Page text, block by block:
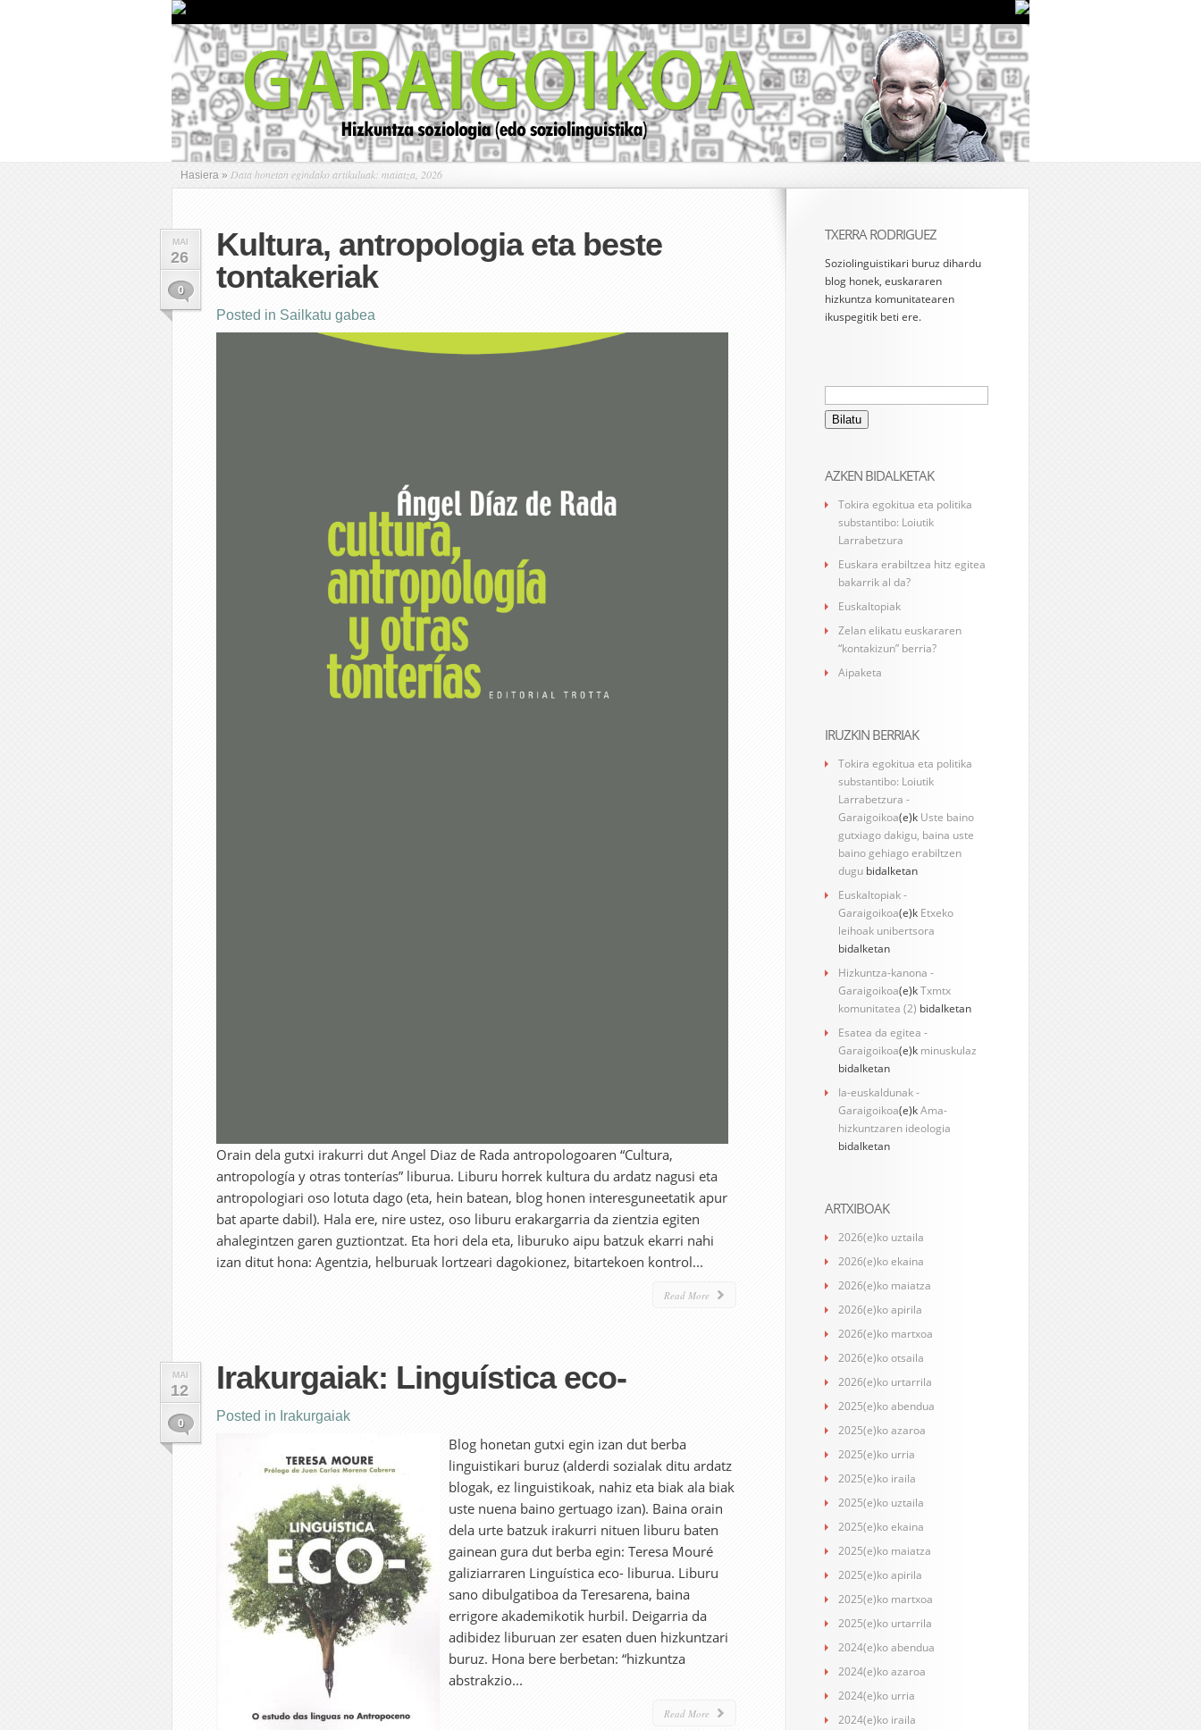
Hasiera » Data honetan egindako artikuluak: maiatza, 2026
MAI
26
0
Kultura, antropologia eta beste
tontakeriak
Posted in Sailkatu gabea
Orain dela gutxi irakurri dut Angel Diaz de Rada antropologoaren “Cultura,
antropología y otras tonterías” liburua. Liburu horrek kultura du ardatz nagusi eta
antropologiari oso lotuta dago (eta, hein batean, blog honen interesguneetatik apur
bat aparte dabil). Hala ere, nire ustez, oso liburu erakargarria da zientzia egiten
ahalegintzen garen guztiontzat. Eta hori dela eta, liburuko aipu batzuk ekarri nahi
izan ditut hona: Agentzia, helburuak lortzeari dagokionez, bitartekoen kontrol...
Read More
MAI
12
0
Irakurgaiak: Linguística eco-
Posted in Irakurgaiak
Blog honetan gutxi egin izan dut berba
linguistikari buruz (alderdi sozialak ditu ardatz
blogak, ez linguistikoak, nahiz eta biak ala biak
uste nuena baino gertuago izan). Baina orain
dela urte batzuk irakurri nituen liburu baten
gainean gura dut berba egin: Teresa Mouré
galiziarraren Linguística eco- liburua. Liburu
sano dibulgatiboa da Teresarena, baina
errigore akademikotik hurbil. Deigarria da
adibidez liburuan zer esaten duen hizkuntzari
buruz. Hona bere berbetan: “hizkuntza
abstrakzio...
Read More
TXERRA RODRIGUEZ
Soziolinguistikari buruz dihardu
blog honek, euskararen
hizkuntza komunitatearen
ikuspegitik beti ere.
Bilatu:
AZKEN BIDALKETAK
Tokira egokitua eta politika
substantibo: Loiutik
Larrabetzura
Euskara erabiltzea hitz egitea
bakarrik al da?
Euskaltopiak
Zelan elikatu euskararen
“kontakizun” berria?
Aipaketa
IRUZKIN BERRIAK
Tokira egokitua eta politika
substantibo: Loiutik
Larrabetzura -
Garaigoikoa(e)k Uste baino
gutxiago dakigu, baina uste
baino gehiago erabiltzen
dugu bidalketan
Euskaltopiak -
Garaigoikoa(e)k Etxeko
leihoak unibertsora
bidalketan
Hizkuntza-kanona -
Garaigoikoa(e)kTxmtx
komunitatea (2) bidalketan
Esatea da egitea -
Garaigoikoa(e)k minuskulaz
bidalketan
Ia-euskaldunak -
Garaigoikoa(e)kAma-
hizkuntzaren ideologia
bidalketan
ARTXIBOAK
2026(e)ko uztaila
2026(e)ko ekaina
2026(e)ko maiatza
2026(e)ko apirila
2026(e)ko martxoa
2026(e)ko otsaila
2026(e)ko urtarrila
2025(e)ko abendua
2025(e)ko azaroa
2025(e)ko urria
2025(e)ko iraila
2025(e)ko uztaila
2025(e)ko ekaina
2025(e)ko maiatza
2025(e)ko apirila
2025(e)ko martxoa
2025(e)ko urtarrila
2024(e)ko abendua
2024(e)ko azaroa
2024(e)ko urria
2024(e)ko iraila